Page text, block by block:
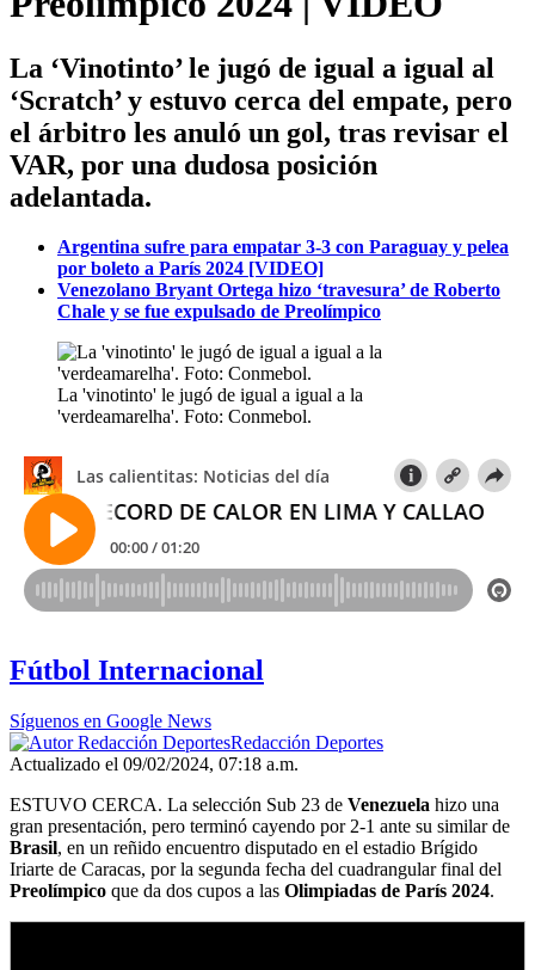
La ‘Vinotinto’ le jugó de igual a igual al
‘Scratch’ y estuvo cerca del empate, pero
el árbitro les anuló un gol, tras revisar el
VAR, por una dudosa posición
adelantada.
Argentina sufre para empatar 3-3 con Paraguay y pelea
por boleto a París 2024 [VIDEO]
Venezolano Bryant Ortega hizo ‘travesura’ de Roberto
Chale y se fue expulsado de Preolímpico
La 'vinotinto' le jugó de igual a igual a la
'verdeamarelha'. Foto: Conmebol.
Fútbol Internacional
Síguenos en Google News
Redacción Deportes
Actualizado el 09/02/2024, 07:18 a.m.
ESTUVO CERCA. La selección Sub 23 de Venezuela hizo una
gran presentación, pero terminó cayendo por 2-1 ante su similar de
Brasil, en un reñido encuentro disputado en el estadio Brígido
Iriarte de Caracas, por la segunda fecha del cuadrangular final del
Preolímpico que da dos cupos a las Olimpiadas de París 2024.